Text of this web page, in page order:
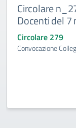
Circolare
Docenti del 7
Circolare 279
Convocazione